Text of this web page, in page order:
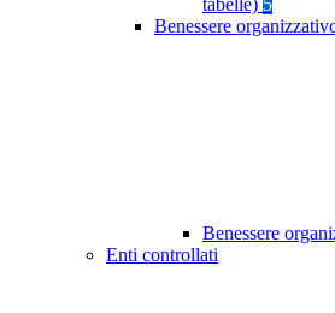
tabelle) 5
Benessere
Benessere
Enti controllati